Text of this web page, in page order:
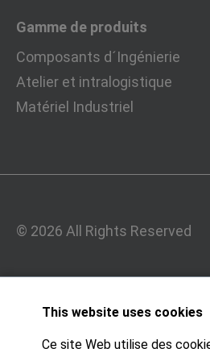
Gamme de produits
Composants d´Ingénierie
Atelier et intralogistique
Matériel Industriel
© 2026 All Rights Reserved
This website uses cookies
Ce site Web utilise des